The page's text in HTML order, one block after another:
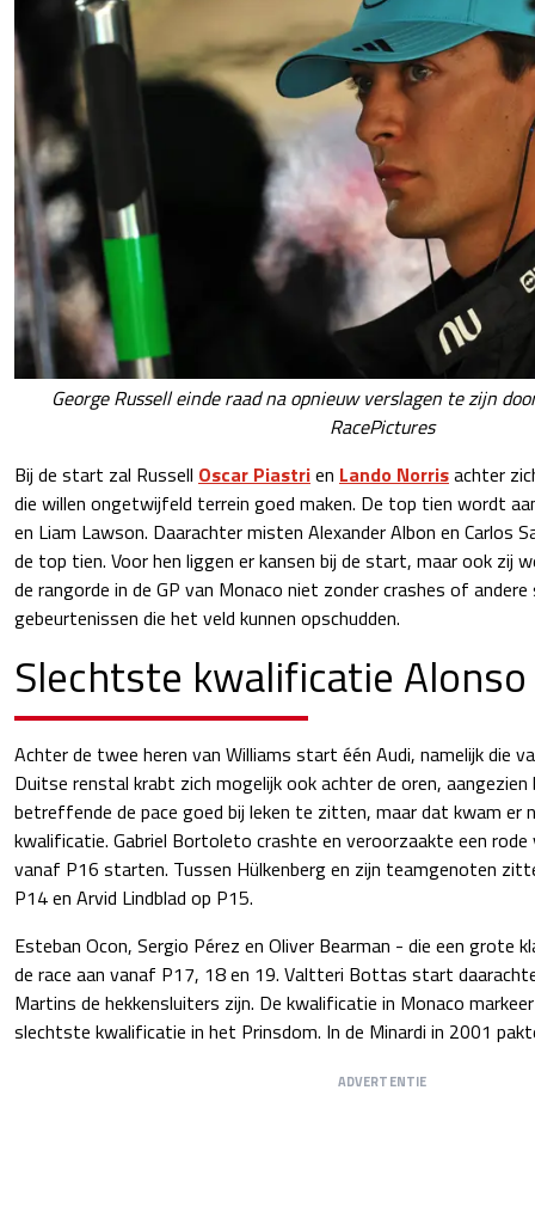
George Russell einde raad na opnieuw verslagen te zijn
RacePictures
Bij de start zal Russell Oscar Piastrien Lando Norrisachter
die willen ongetwijfeld terrein goed maken. De top tien wordt
en Liam Lawson. Daarachter misten Alexander Albon en Carlos
de top tien. Voor hen liggen er kansen bij de start, maar ook zij
de rangorde in de GP van Monaco niet zonder crashes of andere
gebeurtenissen die het veld kunnen opschudden.
Slechtste kwalificatie
Achter de twee heren van Williams start één Audi, namelijk die
Duitse renstal krabt zich mogelijk ook achter de oren, aangezien
betreffende de pace goed bij leken te zitten, maar dat kwam er
kwalificatie. Gabriel Bortoleto crashte en veroorzaakte een rode
vanaf P16 starten. Tussen Hülkenberg en zijn teamgenoten
P14 en Arvid Lindblad op P15.
Esteban Ocon, Sergio Pérez en Oliver Bearman - die een grote
de race aan vanaf P17, 18 en 19. Valtteri Bottas start
Martins de hekkensluiters zijn. De kwalificatie in Monaco
slechtste kwalificatie in het Prinsdom. In de Minardi in 2001
ADVERTENTIE